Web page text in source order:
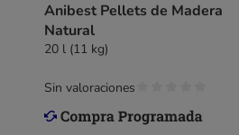
Anibest Pellets de Madera
Natural
20 l (11 kg)
Sin valoraciones